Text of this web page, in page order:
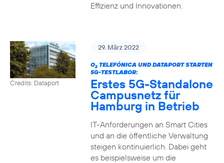
Effizienz und Innovationen.
Credits: Dataport
29. März 2022
O2TELEFÓNICA UND DATAPORT STARTEN
5G-TESTLABOR:
Erstes 5G-Standalone
Campusnetz für
Hamburg in Betrieb
IT-Anforderungen an Smart Cities
und an die öffentliche Verwaltung
steigen kontinuierlich. Dabei geht
es beispielsweise um die